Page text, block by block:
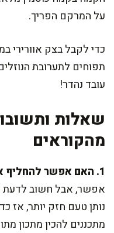
על המרקם הפריך.
כדי לקבל בצק אוורירי
תפוחים לתערובת
עובד נהדר!
שאלות
מהקוראים
1. האם אפשר להחליף את השמן בשמן זית?
אפשר, אבל חשוב לדעת
נותן טעם חזק יותר, אז
מתכננים להכין מתכון